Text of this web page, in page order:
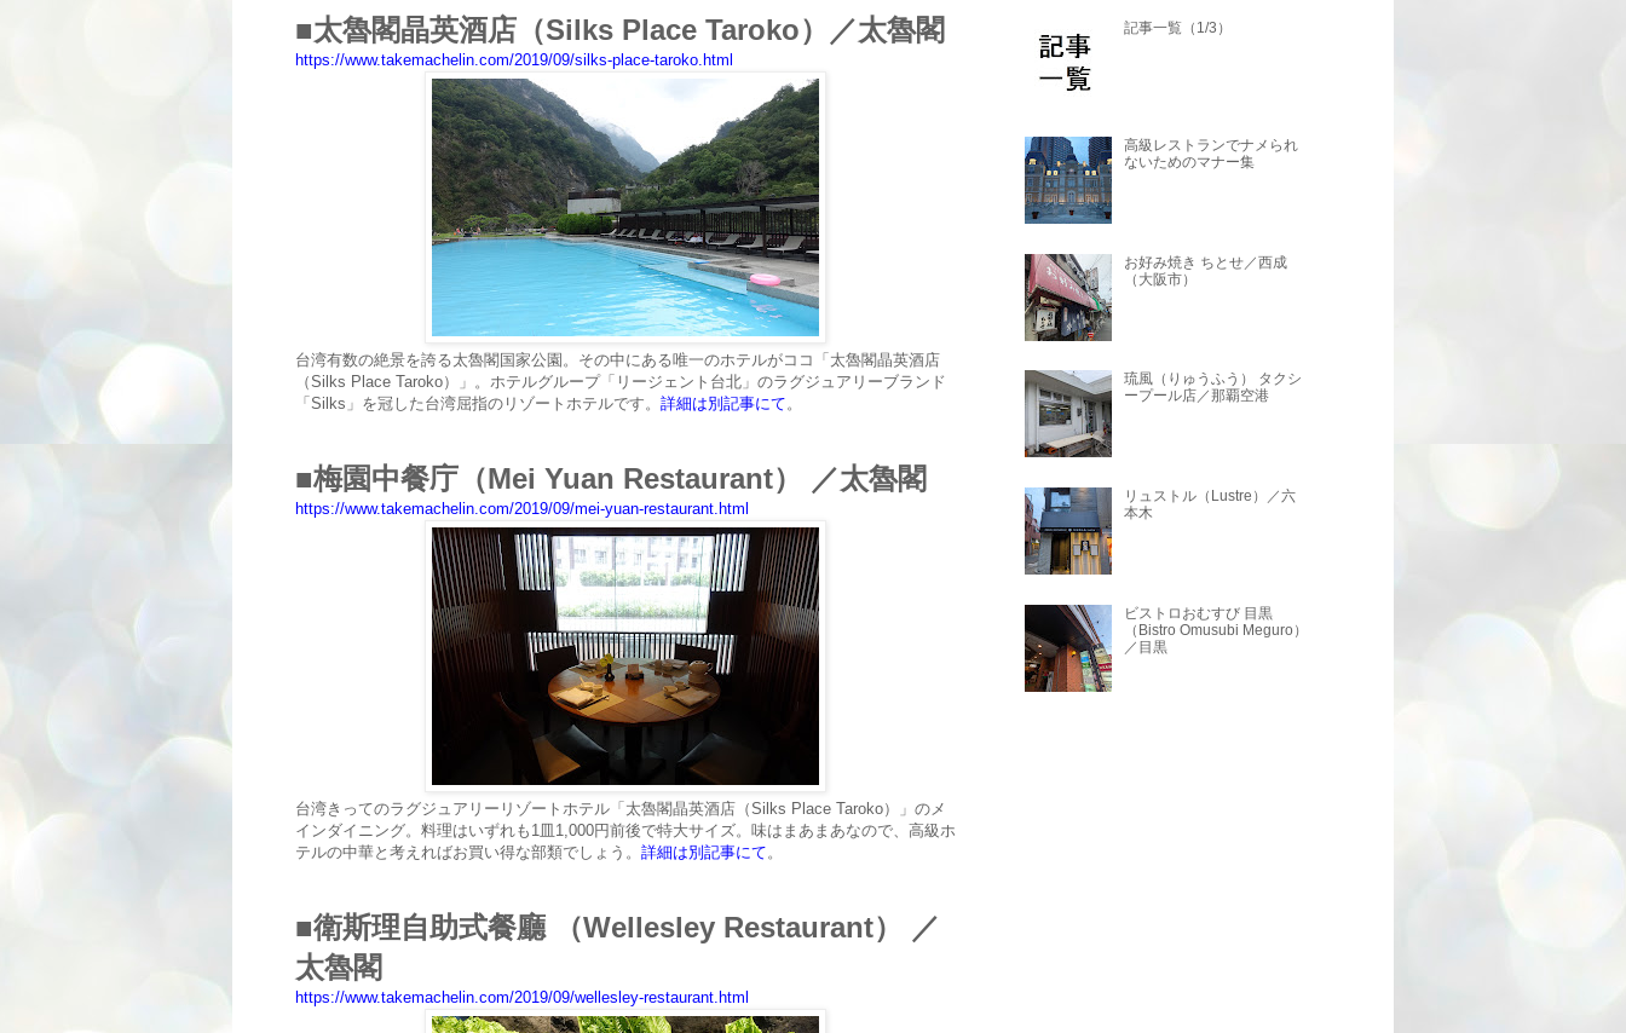
■太魯閣晶英酒店（Silks Place Taroko）／太魯閣
https://www.takemachelin.com/2019/09/silks-place-taroko.html
台湾有数の絶景を誇る太魯閣国家公園。その中にある唯一のホテルがココ「太魯閣晶英酒店
（Silks Place Taroko）」。ホテルグループ「リージェント台北」のラグジュアリーブランド
「Silks」を冠した台湾屈指のリゾートホテルです。 詳細は別記事にて 。
■梅園中餐庁（Mei Yuan Restaurant） ／太魯閣
https://www.takemachelin.com/2019/09/mei-yuan-restaurant.html
台湾きってのラグジュアリーリゾートホテル「太魯閣晶英酒店（Silks Place Taroko）」のメ
インダイニング。料理はいずれも1皿1,000円前後で特大サイズ。味はまあまあなので、高級ホ
テルの中華と考えればお買い得な部類でしょう。 詳細は別記事にて 。
■衛斯理自助式餐廳 （Wellesley Restaurant） ／
太魯閣
https://www.takemachelin.com/2019/09/wellesley-restaurant.html
記事一覧（1/3）
高級レストランでナメられ
ないためのマナー集
お好み焼き ちとせ／西成
（大阪市）
琉風（りゅうふう） タクシ
ープール店／那覇空港
リュストル（Lustre）／六
本木
ビストロおむすび 目黒
（Bistro Omusubi Meguro）
／目黒